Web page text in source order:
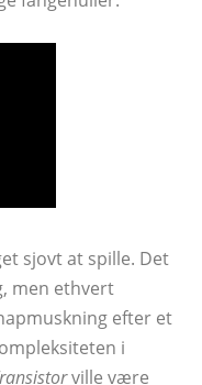
sjovt at spille. Det
men ethvert
efter et
i
ville være